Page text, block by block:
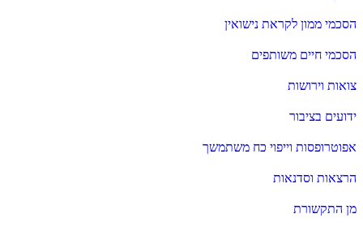
הסכמי ממון לקראת נישואין
הסכמי חיים משותפים
צואות וירושות
ידועים בציבור
אפוטרופסות וייפוי כח משתמשך
הרצאות וסדנאות
מן התקשורת